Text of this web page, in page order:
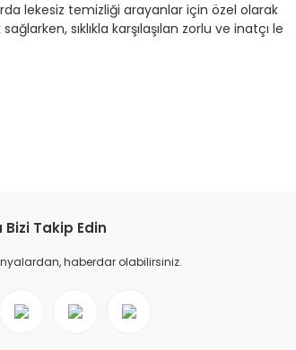
lekesiz temizliği arayanlar için özel olarak
sıklıkla karşılaşılan zorlu ve inatçı le
Takip Edin
haberdar olabilirsiniz.